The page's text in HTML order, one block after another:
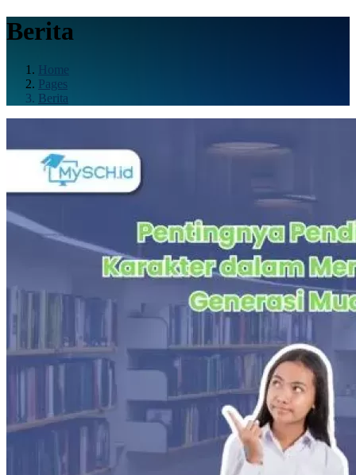
Berita
Home
Pages
Berita